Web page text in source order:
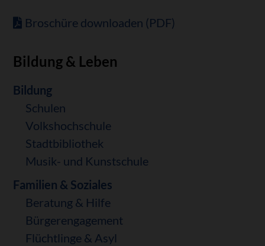
Bildung & Leben
Navigation
überspringen
Bildung
Schulen
Volkshochschule
Stadtbibliothek
Musik- und Kunstschule
Familien & Soziales
Beratung & Hilfe
Bürgerengagement
Flüchtlinge & Asyl
Broschüre downloaden (PDF)